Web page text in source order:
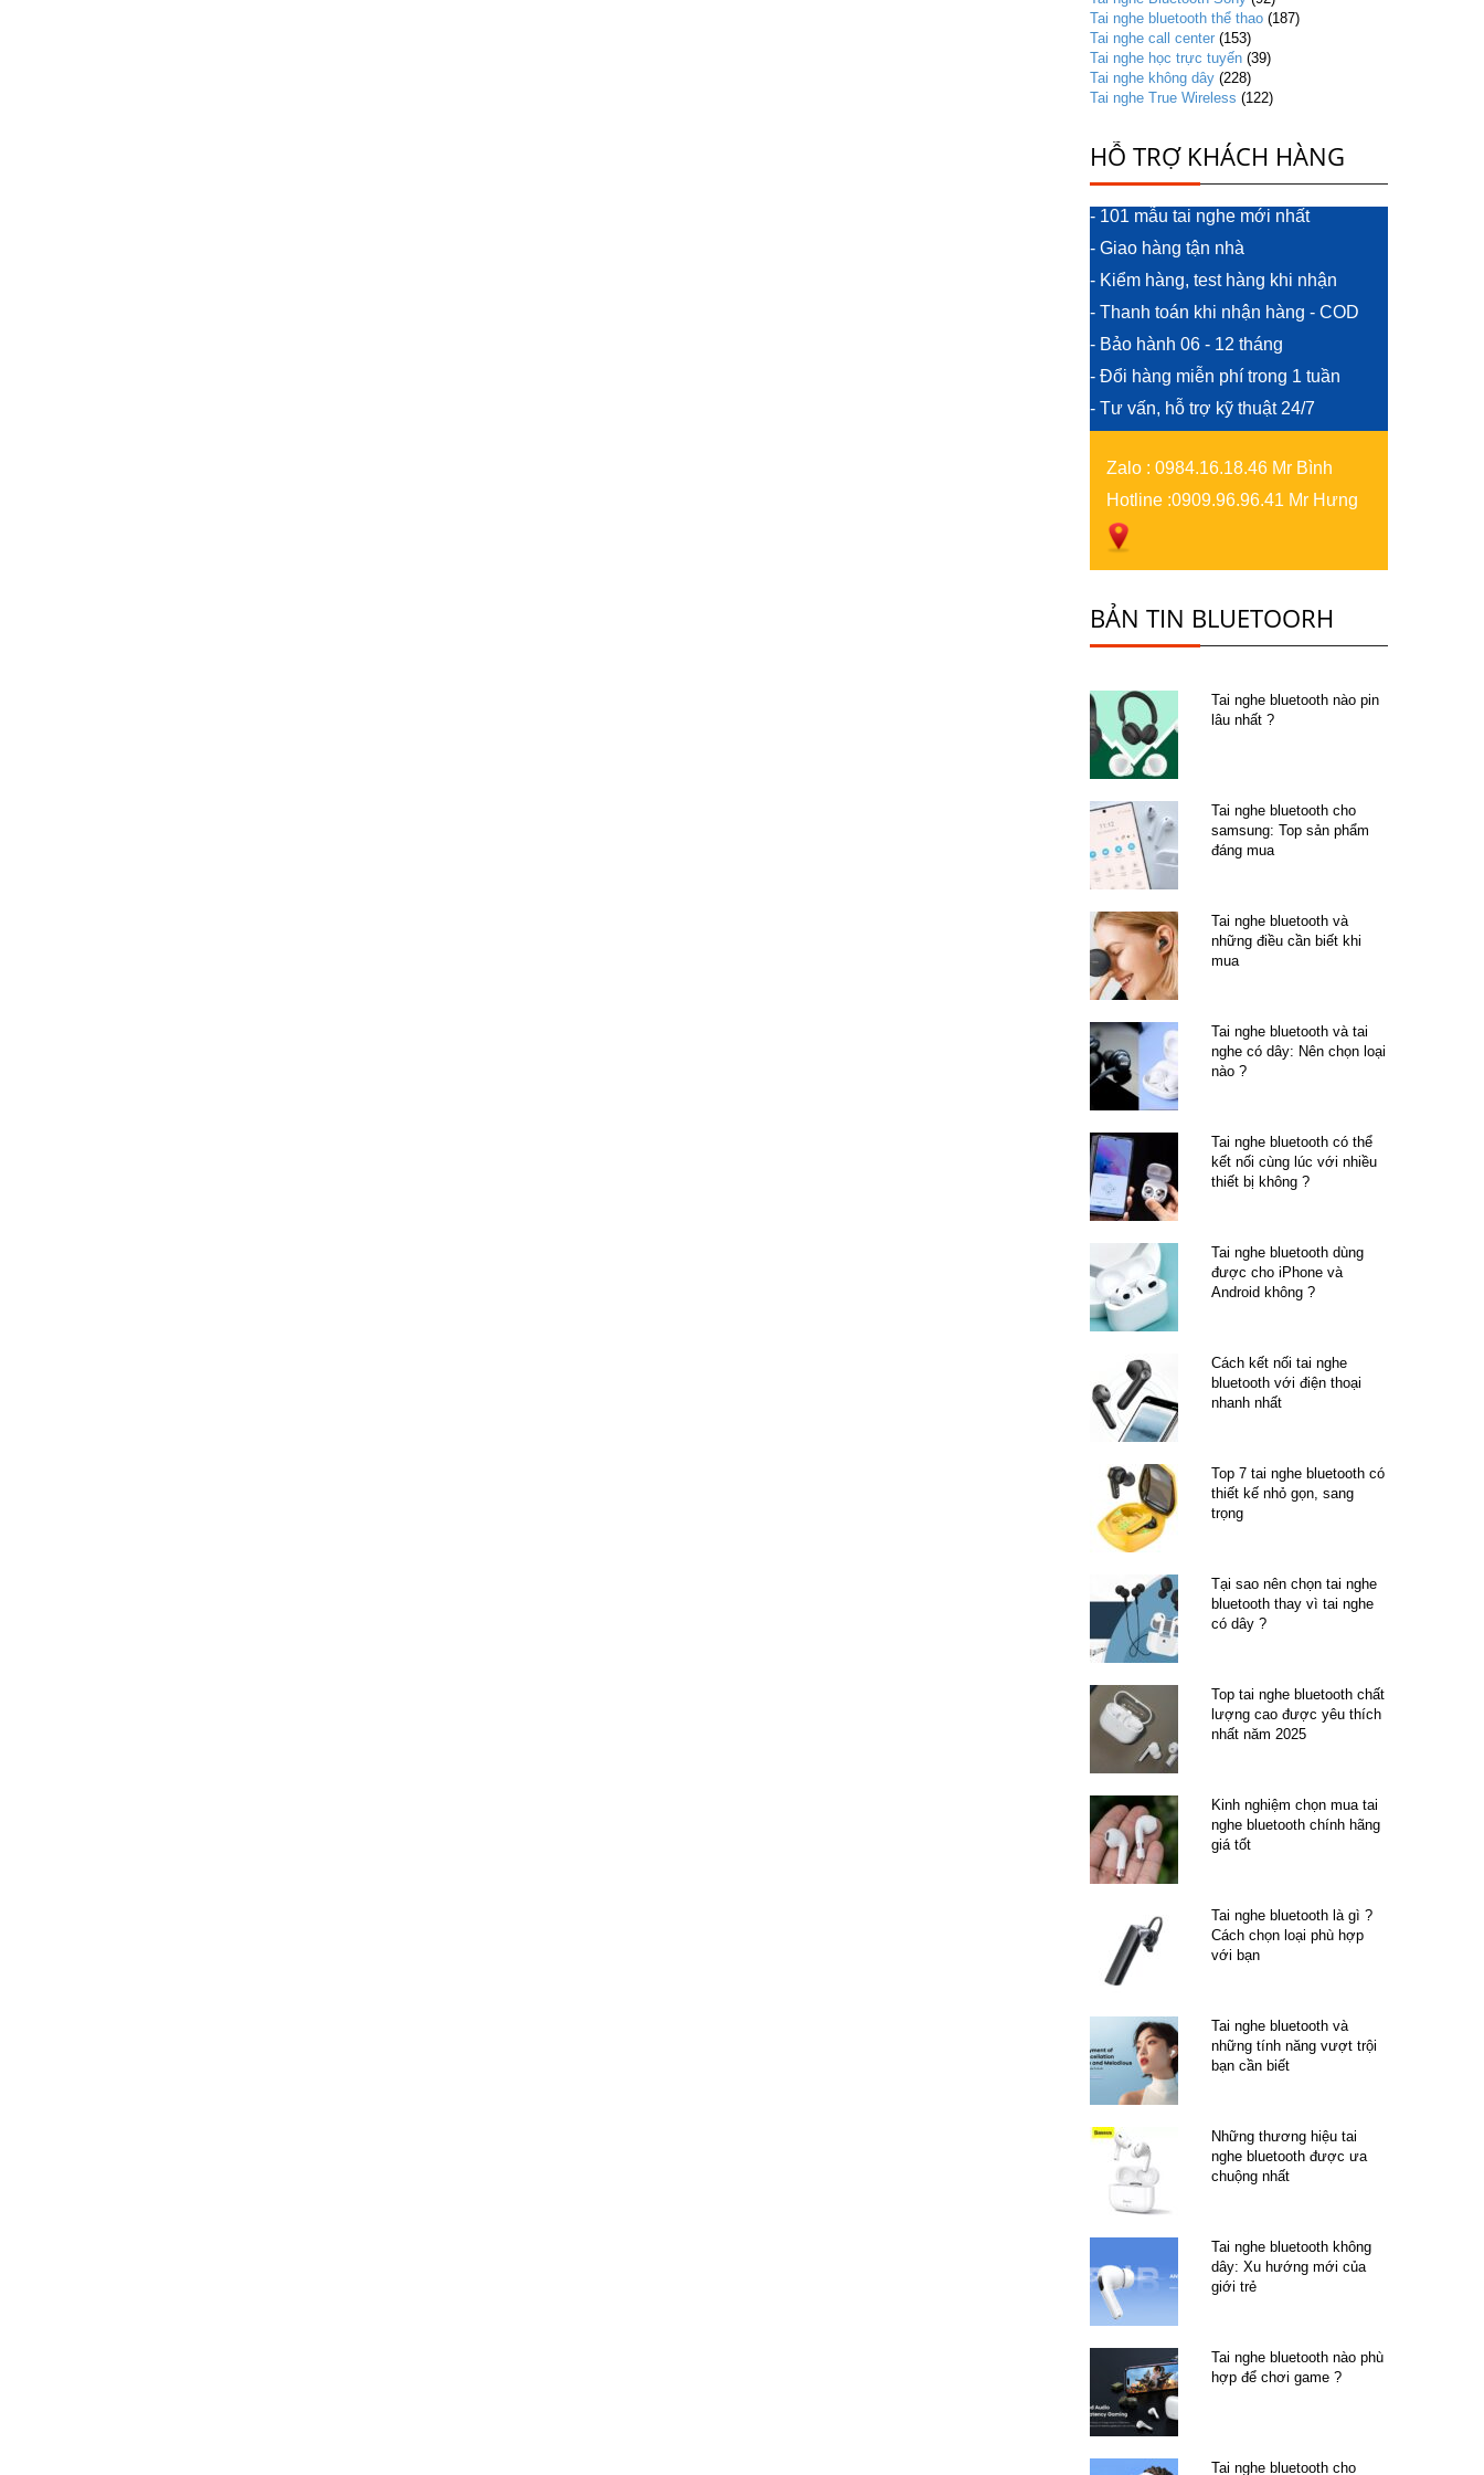
Tai nghe bluetooth thể thao (187)
Tai nghe call center (153)
Tai nghe học trực tuyến (39)
Tai nghe không dây (228)
Tai nghe True Wireless (122)
HỖ TRỢ KHÁCH HÀNG
- 101 mẫu tai nghe mới nhất
- Giao hàng tận nhà
- Kiểm hàng, test hàng khi nhận
- Thanh toán khi nhận hàng - COD
- Bảo hành 06 - 12 tháng
- Đổi hàng miễn phí trong 1 tuần
- Tư vấn, hỗ trợ kỹ thuật 24/7
Zalo : 0984.16.18.46 Mr Bình
Hotline :0909.96.96.41 Mr Hưng
BẢN TIN BLUETOORH
Tai nghe bluetooth nào pin
lâu nhất ?
Tai nghe bluetooth cho
samsung: Top sản phẩm
đáng mua
Tai nghe bluetooth và
những điều cần biết khi
mua
Tai nghe bluetooth và tai
nghe có dây: Nên chọn loại
nào ?
Tai nghe bluetooth có thể
kết nối cùng lúc với nhiều
thiết bị không ?
Tai nghe bluetooth dùng
được cho iPhone và
Android không ?
Cách kết nối tai nghe
bluetooth với điện thoại
nhanh nhất
Top 7 tai nghe bluetooth có
thiết kế nhỏ gọn, sang
trọng
Tại sao nên chọn tai nghe
bluetooth thay vì tai nghe
có dây ?
Top tai nghe bluetooth chất
lượng cao được yêu thích
nhất năm 2025
Kinh nghiệm chọn mua tai
nghe bluetooth chính hãng
giá tốt
Tai nghe bluetooth là gì ?
Cách chọn loại phù hợp
với bạn
Tai nghe bluetooth và
những tính năng vượt trội
bạn cần biết
Những thương hiệu tai
nghe bluetooth được ưa
chuộng nhất
Tai nghe bluetooth không
dây: Xu hướng mới của
giới trẻ
Tai nghe bluetooth nào phù
hợp để chơi game ?
Tai nghe bluetooth cho